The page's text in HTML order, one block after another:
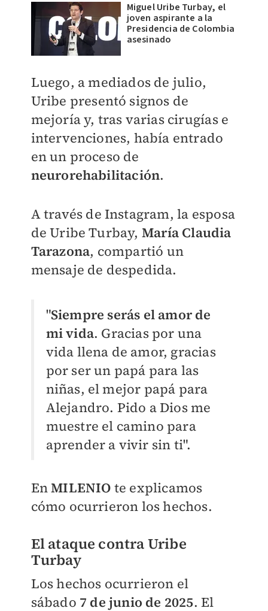
Miguel Uribe Turbay, el
joven aspirante a la
Presidencia de Colombia
asesinado
Luego, amediados de julio,
Uribe presentó signos de
mejoría y, tras varias cirugías e
intervenciones, había entrado
en un proceso de
neurorehabilitación.
A través de Instagram, la esposa
de Uribe Turbay, María Claudia
Tarazona, compartió un
mensaje de despedida.
"Siempre serás el amor de
mi vida. Gracias por una
vida llena de amor, gracias
por ser un papá para las
niñas, el mejor papá para
Alejandro. Pido a Dios me
muestre el camino para
aprender a vivir sin ti".
EnMILENIO te explicamos
cómo ocurrieron los hechos.
El ataque contra Uribe
Turbay
Los hechos ocurrieron el
sábado 7 de junio de 2025. El